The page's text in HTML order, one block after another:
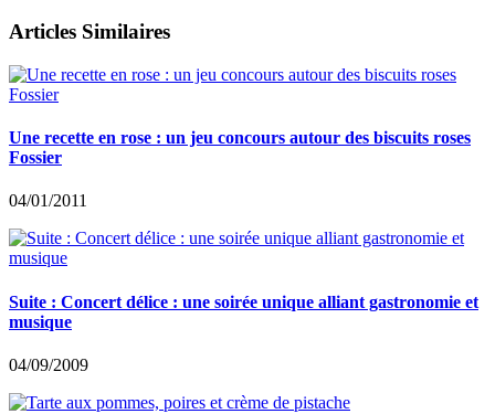
Articles Similaires
Une recette en rose : un jeu concours autour des biscuits roses
Fossier
04/01/2011
Suite : Concert délice : une soirée unique alliant gastronomie et
musique
04/09/2009